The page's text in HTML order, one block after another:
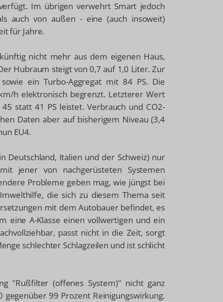
Im übrigen verwehrt Smart jedoch
auch von außen - eine (auch insoweit)
für Jahre.
nicht mehr aus dem eigenen Haus,
Hubraum steigt von 0,7 auf 1,0 Liter. Zur
ein Turbo-Aggregat mit 84 PS. Die
h elektronisch begrenzt. Letzterer Wert
statt 41 PS leistet. Verbrauch und CO2-
Daten aber auf bisherigem Niveau (3,4
EU4.
Deutschland, Italien und der Schweiz) nur
jener von nachgerüsteten Systemen
Probleme geben mag, wie jüngst bei
die sich zu diesem Thema seit
mit dem Autobauer befindet, es
eine A-Klasse einen vollwertigen und ein
passt nicht in die Zeit, sorgt
schlechter Schlagzeilen und ist schlicht
"Rußfilter (offenes System)" nicht ganz
99 Prozent Reinigungswirkung.